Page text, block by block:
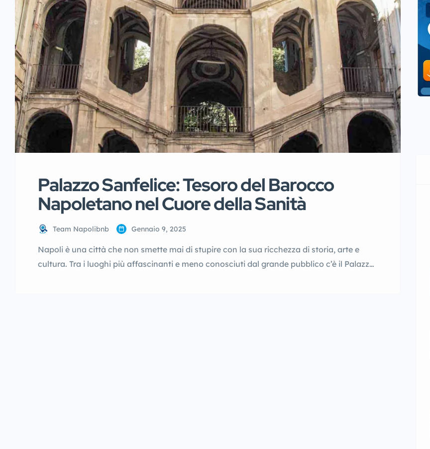
Palazzo Sanfelice: Tesoro del Barocco
Napoletano nel Cuore della Sanità
Team Napolibnb Gennaio 9, 2025
Napoli è una città che non smette mai di stupire con la sua ricchezza di storia, arte e
cultura. Tra i luoghi più affascinanti e meno conosciuti dal grande pubblico c’è il Palazzo